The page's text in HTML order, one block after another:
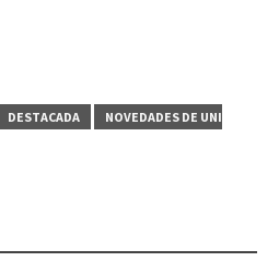
DESTACADA
NOVEDADES DE UNI